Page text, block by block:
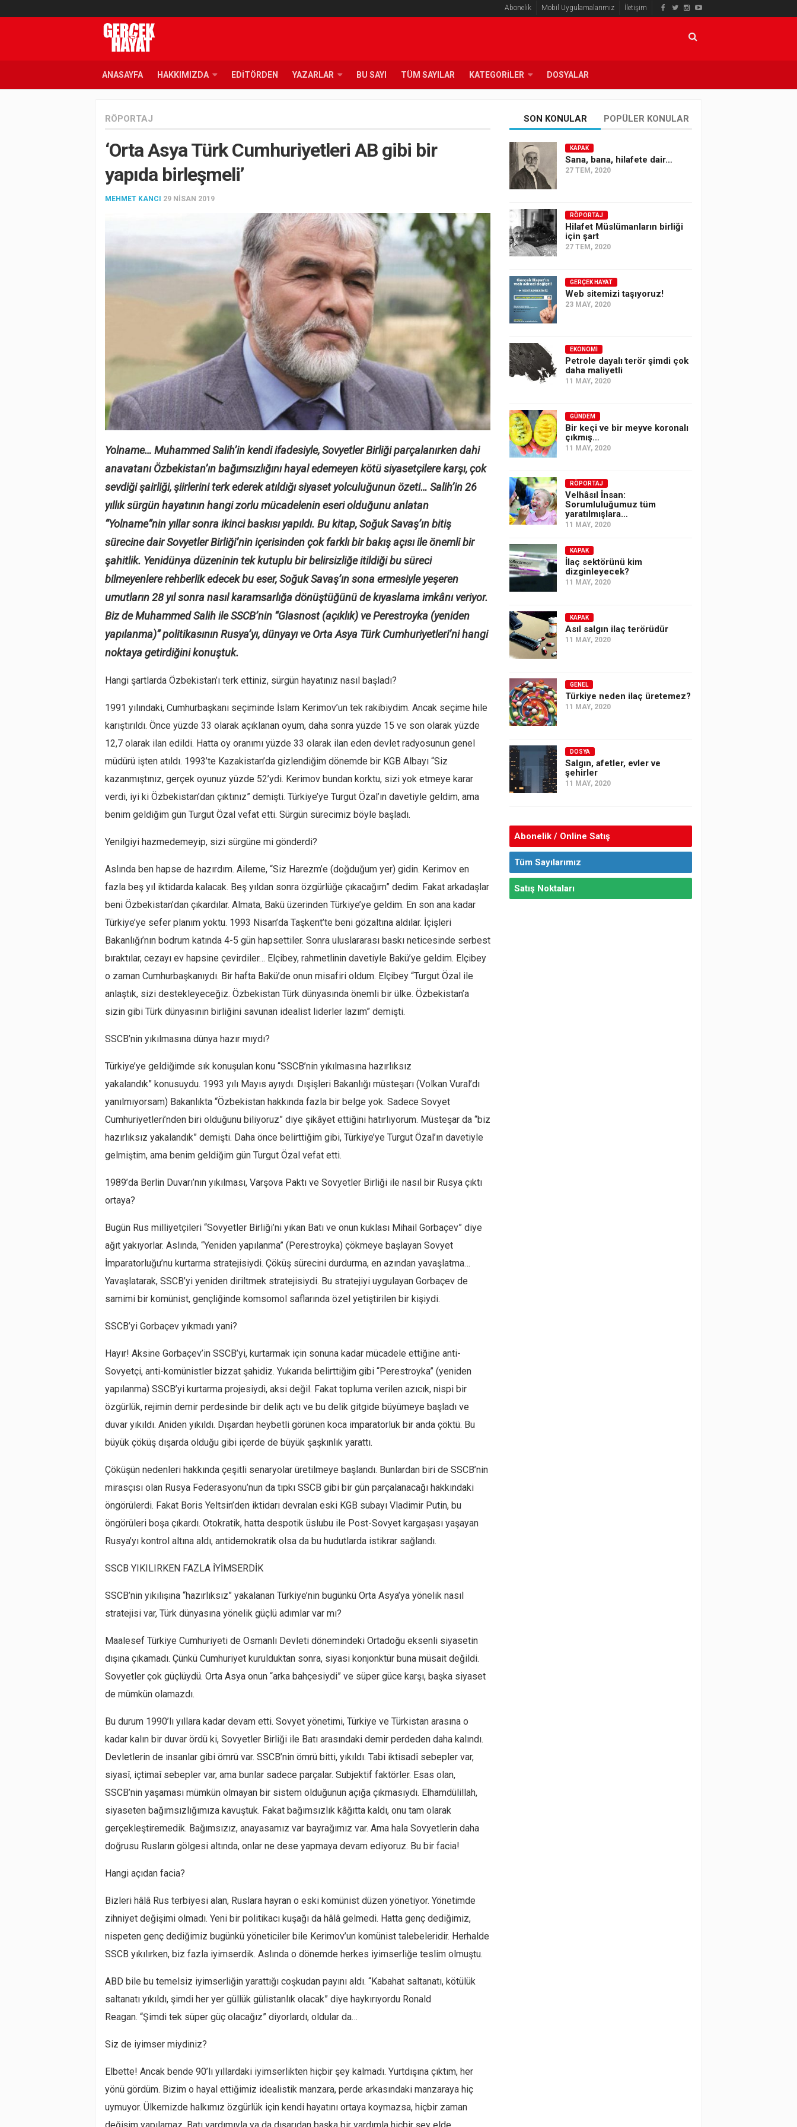
Abonelik Mobil Uygulamalarımız İletişim
ANASAYFA HAKKIMIZDA EDITÖRDEN YAZARLAR BU SAYI TÜM SAYILAR KATEGORILER DOSYALAR
RÖPORTAJ
‘Orta Asya Türk Cumhuriyetleri AB gibi bir
yapıda birleşmeli’
MEHMET KANCI 29 NISAN 2019
Yolname… Muhammed Salih’in kendi ifadesiyle, Sovyetler Birliği parçalanırken dahi
anavatanı Özbekistan’ın bağımsızlığını hayal edemeyen kötü siyasetçilere karşı, çok
sevdiği şairliği, şiirlerini terk ederek atıldığı siyaset yolculuğunun özeti… Salih’in 26
yıllık sürgün hayatının hangi zorlu mücadelenin eseri olduğunu anlatan
“Yolname”nin yıllar sonra ikinci baskısı yapıldı. Bu kitap, Soğuk Savaş’ın bitiş
sürecine dair Sovyetler Birliği’nin içerisinden çok farklı bir bakış açısı ile önemli bir
şahitlik. Yenidünya düzeninin tek kutuplu bir belirsizliğe itildiği bu süreci
bilmeyenlere rehberlik edecek bu eser, Soğuk Savaş’ın sona ermesiyle yeşeren
umutların 28 yıl sonra nasıl karamsarlığa dönüştüğünü de kıyaslama imkânı veriyor.
Biz de Muhammed Salih ile SSCB’nin “Glasnost (açıklık) ve Perestroyka (yeniden
yapılanma)” politikasının Rusya’yı, dünyayı ve Orta Asya Türk Cumhuriyetleri’ni hangi
noktaya getirdiğini konuştuk.
Hangi şartlarda Özbekistan’ı terk ettiniz, sürgün hayatınız nasıl başladı?
1991 yılındaki, Cumhurbaşkanı seçiminde İslam Kerimov’un tek rakibiydim. Ancak seçime hile
karıştırıldı. Önce yüzde 33 olarak açıklanan oyum, daha sonra yüzde 15 ve son olarak yüzde
12,7 olarak ilan edildi. Hatta oy oranımı yüzde 33 olarak ilan eden devlet radyosunun genel
müdürü işten atıldı. 1993’te Kazakistan’da gizlendiğim dönemde bir KGB Albayı “Siz
kazanmıştınız, gerçek oyunuz yüzde 52’ydi. Kerimov bundan korktu, sizi yok etmeye karar
verdi, iyi ki Özbekistan’dan çıktınız” demişti. Türkiye’ye Turgut Özal’ın davetiyle geldim, ama
benim geldiğim gün Turgut Özal vefat etti. Sürgün sürecimiz böyle başladı.
Yenilgiyi hazmedemeyip, sizi sürgüne mi gönderdi?
Aslında ben hapse de hazırdım. Aileme, “Siz Harezm’e (doğduğum yer) gidin. Kerimov en
fazla beş yıl iktidarda kalacak. Beş yıldan sonra özgürlüğe çıkacağım” dedim. Fakat arkadaşlar
beni Özbekistan’dan çıkardılar. Almata, Bakü üzerinden Türkiye’ye geldim. En son ana kadar
Türkiye’ye sefer planım yoktu. 1993 Nisan’da Taşkent’te beni gözaltına aldılar. İçişleri
Bakanlığı’nın bodrum katında 4-5 gün hapsettiler. Sonra uluslararası baskı neticesinde serbest
bıraktılar, cezayı ev hapsine çevirdiler… Elçibey, rahmetlinin davetiyle Bakü’ye geldim. Elçibey
o zaman Cumhurbaşkanıydı. Bir hafta Bakü’de onun misafiri oldum. Elçibey “Turgut Özal ile
anlaştık, sizi destekleyeceğiz. Özbekistan Türk dünyasında önemli bir ülke. Özbekistan’a
sizin gibi Türk dünyasının birliğini savunan idealist liderler lazım” demişti.
SSCB’nin yıkılmasına dünya hazır mıydı?
Türkiye’ye geldiğimde sık konuşulan konu “SSCB’nin yıkılmasına hazırlıksız
yakalandık” konusuydu. 1993 yılı Mayıs ayıydı. Dışişleri Bakanlığı müsteşarı (Volkan Vural’dı
yanılmıyorsam) Bakanlıkta “Özbekistan hakkında fazla bir belge yok. Sadece Sovyet
Cumhuriyetleri’nden biri olduğunu biliyoruz” diye şikâyet ettiğini hatırlıyorum. Müsteşar da “biz
hazırlıksız yakalandık” demişti. Daha önce belirttiğim gibi, Türkiye’ye Turgut Özal’ın davetiyle
gelmiştim, ama benim geldiğim gün Turgut Özal vefat etti.
1989’da Berlin Duvarı’nın yıkılması, Varşova Paktı ve Sovyetler Birliği ile nasıl bir Rusya çıktı
ortaya?
Bugün Rus milliyetçileri “Sovyetler Birliği’ni yıkan Batı ve onun kuklası Mihail Gorbaçev” diye
ağıt yakıyorlar. Aslında, “Yeniden yapılanma” (Perestroyka) çökmeye başlayan Sovyet
İmparatorluğu’nu kurtarma stratejisiydi. Çöküş sürecini durdurma, en azından yavaşlatma…
Yavaşlatarak, SSCB’yi yeniden diriltmek stratejisiydi. Bu stratejiyi uygulayan Gorbaçev de
samimi bir komünist, gençliğinde komsomol saflarında özel yetiştirilen bir kişiydi.
SSCB’yi Gorbaçev yıkmadı yani?
Hayır! Aksine Gorbaçev’in SSCB’yi, kurtarmak için sonuna kadar mücadele ettiğine anti-
Sovyetçi, anti-komünistler bizzat şahidiz. Yukarıda belirttiğim gibi “Perestroyka” (yeniden
yapılanma) SSCB’yi kurtarma projesiydi, aksi değil. Fakat topluma verilen azıcık, nispi bir
özgürlük, rejimin demir perdesinde bir delik açtı ve bu delik gitgide büyümeye başladı ve
duvar yıkıldı. Aniden yıkıldı. Dışardan heybetli görünen koca imparatorluk bir anda çöktü. Bu
büyük çöküş dışarda olduğu gibi içerde de büyük şaşkınlık yarattı.
Çöküşün nedenleri hakkında çeşitli senaryolar üretilmeye başlandı. Bunlardan biri de SSCB’nin
mirasçısı olan Rusya Federasyonu’nun da tıpkı SSCB gibi bir gün parçalanacağı hakkındaki
öngörülerdi. Fakat Boris Yeltsin’den iktidarı devralan eski KGB subayı Vladimir Putin, bu
öngörüleri boşa çıkardı. Otokratik, hatta despotik üslubu ile Post-Sovyet kargaşası yaşayan
Rusya’yı kontrol altına aldı, antidemokratik olsa da bu hudutlarda istikrar sağlandı.
SSCB YIKILIRKEN FAZLA İYİMSERDİK
SSCB’nin yıkılışına “hazırlıksız” yakalanan Türkiye’nin bugünkü Orta Asya’ya yönelik nasıl
stratejisi var, Türk dünyasına yönelik güçlü adımlar var mı?
Maalesef Türkiye Cumhuriyeti de Osmanlı Devleti dönemindeki Ortadoğu eksenli siyasetin
dışına çıkamadı. Çünkü Cumhuriyet kurulduktan sonra, siyasi konjonktür buna müsait değildi.
Sovyetler çok güçlüydü. Orta Asya onun “arka bahçesiydi” ve süper güce karşı, başka siyaset
de mümkün olamazdı.
Bu durum 1990’lı yıllara kadar devam etti. Sovyet yönetimi, Türkiye ve Türkistan arasına o
kadar kalın bir duvar ördü ki, Sovyetler Birliği ile Batı arasındaki demir perdeden daha kalındı.
Devletlerin de insanlar gibi ömrü var. SSCB’nin ömrü bitti, yıkıldı. Tabi iktisadî sebepler var,
siyasî, içtimaî sebepler var, ama bunlar sadece parçalar. Subjektif faktörler. Esas olan,
SSCB’nin yaşaması mümkün olmayan bir sistem olduğunun açığa çıkmasıydı. Elhamdülillah,
siyaseten bağımsızlığımıza kavuştuk. Fakat bağımsızlık kâğıtta kaldı, onu tam olarak
gerçekleştiremedik. Bağımsızız, anayasamız var bayrağımız var. Ama hala Sovyetlerin daha
doğrusu Rusların gölgesi altında, onlar ne dese yapmaya devam ediyoruz. Bu bir facia!
Hangi açıdan facia?
Bizleri hâlâ Rus terbiyesi alan, Ruslara hayran o eski komünist düzen yönetiyor. Yönetimde
zihniyet değişimi olmadı. Yeni bir politikacı kuşağı da hâlâ gelmedi. Hatta genç dediğimiz,
nispeten genç dediğimiz bugünkü yöneticiler bile Kerimov’un komünist talebeleridir. Herhalde
SSCB yıkılırken, biz fazla iyimserdik. Aslında o dönemde herkes iyimserliğe teslim olmuştu.
ABD bile bu temelsiz iyimserliğin yarattığı coşkudan payını aldı. “Kabahat saltanatı, kötülük
saltanatı yıkıldı, şimdi her yer güllük gülistanlık olacak” diye haykırıyordu Ronald
Reagan. “Şimdi tek süper güç olacağız” diyorlardı, oldular da…
Siz de iyimser miydiniz?
Elbette! Ancak bende 90’lı yıllardaki iyimserlikten hiçbir şey kalmadı. Yurtdışına çıktım, her
yönü gördüm. Bizim o hayal ettiğimiz idealistik manzara, perde arkasındaki manzaraya hiç
uymuyor. Ülkemizde halkımız özgürlük için kendi hayatını ortaya koymazsa, hiçbir zaman
değişim yapılamaz. Batı yardımıyla ya da dışarıdan başka bir yardımla hiçbir şey elde
SON KONULAR POPÜLER KONULAR
KAPAK
Sana, bana, hilafete dair…
27 TEM, 2020
RÖPORTAJ
Hilafet Müslümanların birliği
için şart
27 TEM, 2020
GERÇEK HAYAT
Web sitemizi taşıyoruz!
23 MAY, 2020
EKONOMI
Petrole dayalı terör şimdi çok
daha maliyetli
11 MAY, 2020
GÜNDEM
Bir keçi ve bir meyve koronalı
çıkmış…
11 MAY, 2020
RÖPORTAJ
Velhâsıl İnsan:
Sorumluluğumuz tüm
yaratılmışlara…
11 MAY, 2020
KAPAK
İlaç sektörünü kim
dizginleyecek?
11 MAY, 2020
KAPAK
Asıl salgın ilaç terörüdür
11 MAY, 2020
GENEL
Türkiye neden ilaç üretemez?
11 MAY, 2020
DOSYA
Salgın, afetler, evler ve
şehirler
11 MAY, 2020
Abonelik / Online Satış
Tüm Sayılarımız
Satış Noktaları